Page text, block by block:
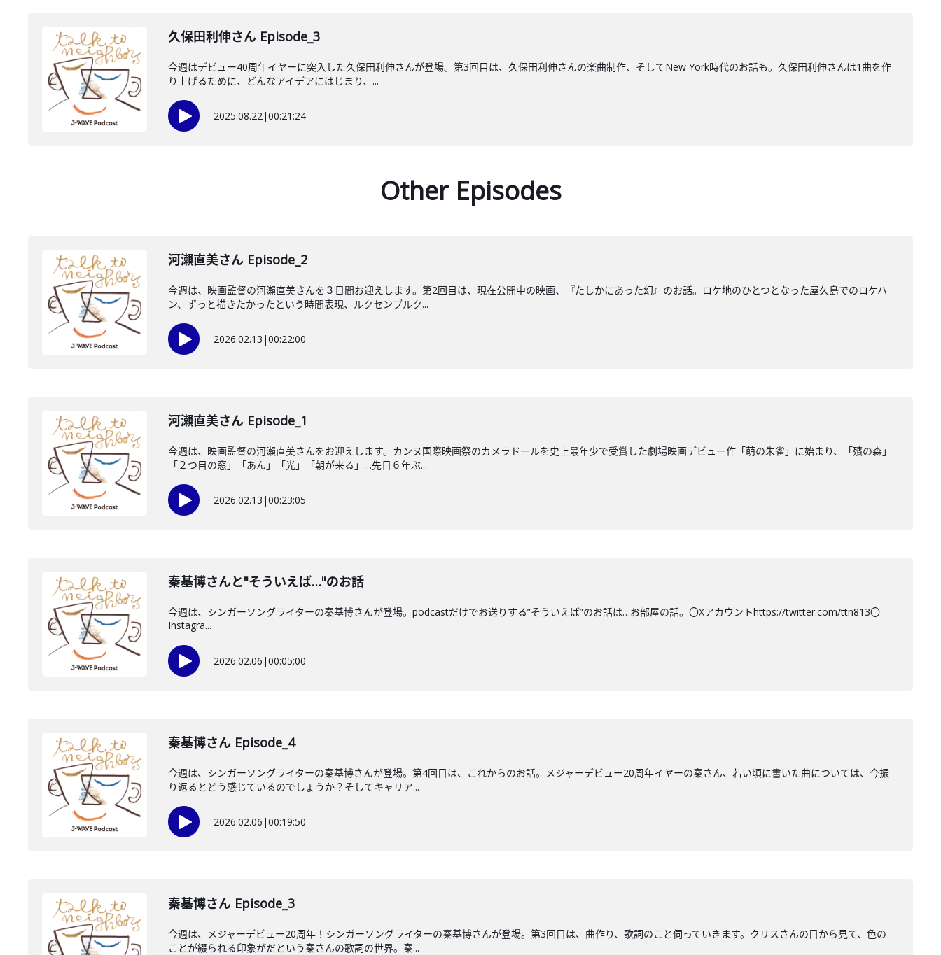
久保田利伸さん Episode_3
今週はデビュー40周年イヤーに突入した久保田利伸さんが登場。第3回目は、久保田利伸さんの楽曲制作、そしてNew York時代のお話も。久保田利伸さんは1曲を作
り上げるために、どんなアイデアにはじまり、...
2025.08.22|00:21:24
Other Episodes
河瀨直美さん Episode_2
今週は、映画監督の河瀨直美さんを３日間お迎えします。第2回目は、現在公開中の映画、『たしかにあった幻』のお話。ロケ地のひとつとなった屋久島でのロケハ
ン、ずっと描きたかったという時間表現、ルクセンブルク...
2026.02.13 |00:22:00
河瀨直美さん Episode_1
今週は、映画監督の河瀨直美さんをお迎えします。カンヌ国際映画祭のカメラドールを史上最年少で受賞した劇場映画デビュー作「萌の朱雀」に始まり、「殯の森」
「２つ目の窓」「あん」「光」「朝が来る」…先日６年ぶ...
2026.02.13 |00:23:05
秦基博さんと"そういえば…"のお話
今週は、シンガーソングライターの秦基博さんが登場。podcastだけでお送りする”そういえば”のお話は…お部屋の話。〇Xアカウントhttps://twitter.com/ttn813〇
Instagra...
2026.02.06 |00:05:00
秦基博さん Episode_4
今週は、シンガーソングライターの秦基博さんが登場。第4回目は、これからのお話。メジャーデビュー20周年イヤーの秦さん、若い頃に書いた曲については、今振
り返るとどう感じているのでしょうか？そしてキャリア...
2026.02.06 |00:19:50
秦基博さん Episode_3
今週は、メジャーデビュー20周年！シンガーソングライターの秦基博さんが登場。第3回目は、曲作り、歌詞のこと伺っていきます。クリスさんの目から見て、色の
ことが綴られる印象がだという秦さんの歌詞の世界。秦...